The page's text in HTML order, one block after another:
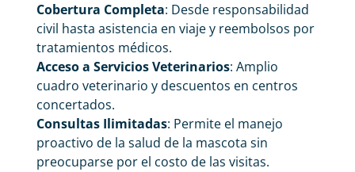
Cobertura Completa: Desde responsabilidad
civil hasta asistencia en viaje y reembolsos por
tratamientos médicos.
Acceso a Servicios Veterinarios: Amplio
cuadro veterinario y descuentos en centros
concertados.
Consultas Ilimitadas: Permite el manejo
proactivo de la salud de la mascota sin
preocuparse por el costo de las visitas.